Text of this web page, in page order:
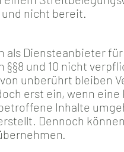
nicht bereit.
als Diensteanbieter
§§8 und 10 nicht
unberührt bleiben
erst ein, wenn
Inhalte
Dennoch